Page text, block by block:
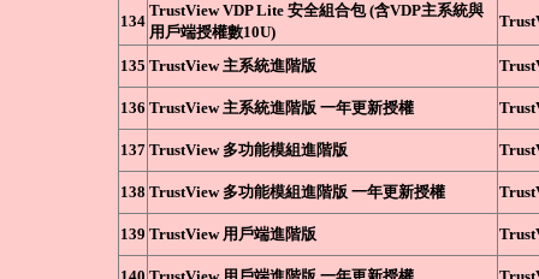
134
TrustView VDP Lite 安全組合包 (含VDP主系統與
用戶端授權數10U)
135 TrustView 主系統進階版
136 TrustView 主系統進階版 一年更新授權
137 TrustView 多功能模組進階版
138 TrustView 多功能模組進階版 一年更新授權
139 TrustView 用戶端進階版